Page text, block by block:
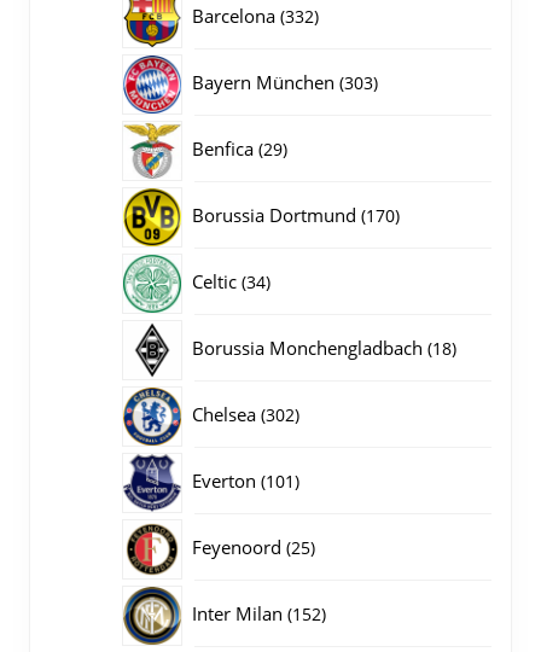
Barcelona 332332
Bayern München 303303
Benfica 2929
Borussia Dortmund 170170
Celtic 3434
Borussia Monchengladbach 1818
Chelsea 302302
Everton 101101
Feyenoord 2525
Inter Milan 152152